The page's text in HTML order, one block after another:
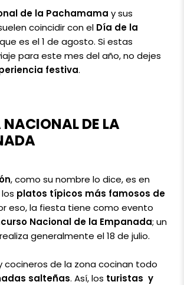
de la Pachamama y sus
coincidir con el Día de la
es el 1 de agosto. Si estas
para este mes del año, no dejes
festiva.
NACIONAL DE LA
, como su nombre lo dice, es en
platos típicos más famosos de
eso, la fiesta tiene como evento
Nacional de la Empanada; un
generalmente el 18 de julio.
cocineros de la zona cocinan todo
salteñas. Así, los turistas y